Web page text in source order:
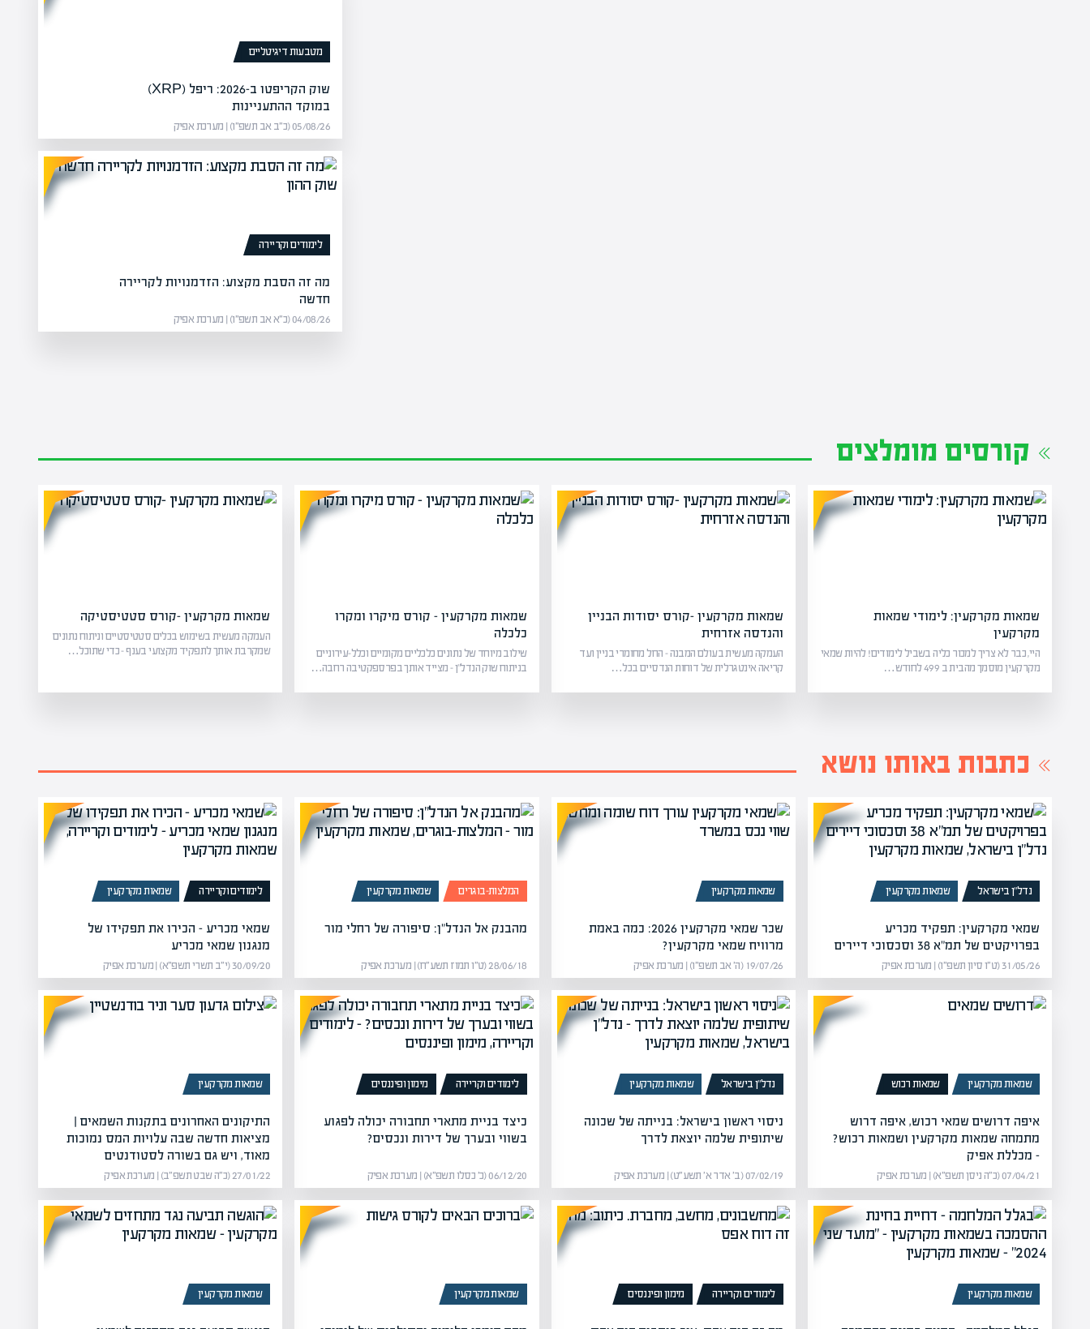
מטבעות דיגיטליים
שוק הקריפטו ב-2026: ריפל (XRP)
במוקד ההתעניינות
05/08/26 (כ״ב אב תשפ״ו) | מערכת אפיק
לימודים וקריירה
מה זה הסבת מקצוע: הזדמנויות לקריירה
חדשה
04/08/26 (כ״א אב תשפ״ו) | מערכת אפיק
קורסים מומלצים
שמאות מקרקעין: לימודי שמאות
מקרקעין
היי, כבר לא צריך למכור כליה בשביל לימודים! להיות שמאי
מקרקעין מוסמך מהבית ב 499 לחודש…
שמאות מקרקעין -קורס יסודות הבניין
והנדסה אזרחית
העמקה מעשית בעולם המבנה – החל מחומרי בניין ועד
קריאה אינטגרלית של דוחות הנדסיים בכל…
שמאות מקרקעין – קורס מיקרו ומקרו
כלכלה
שילוב מיוחד של נתונים כלכליים מקומיים וכלל-עירוניים
בניתוח שוק הנדל”ן – מצייד אותך בפרספקטיבה רחבה…
שמאות מקרקעין -קורס סטטיסטיקה
העמקה מעשית בשימוש בכלים סטטיסטיים וניתוח נתונים
שמקרבת אותך לתפקיד מקצועי בענף – כדי שתוכל…
כתבות באותו נושא
נדל”ן בישראל שמאות מקרקעין
שמאי מקרקעין: תפקיד מכריע
בפרויקטים של תמ"א 38 וסכסוכי דיירים
31/05/26 (ט״ו סיון תשפ״ו) | מערכת אפיק
שמאות מקרקעין
שכר שמאי מקרקעין 2026: כמה באמת
מרוויח שמאי מקרקעין?
19/07/26 (ה׳ אב תשפ״ו) | מערכת אפיק
המלצות-בוגרים שמאות מקרקעין
מהבנק אל הנדל"ן: סיפורה של רחלי מור
28/06/18 (ט״ו תמוז תשע״ח) | מערכת אפיק
לימודים וקריירה שמאות מקרקעין
שמאי מכריע – הכירו את תפקידו של
מנגנון שמאי מכריע
30/09/20 (י״ב תשרי תשפ״א) | מערכת אפיק
שמאות מקרקעין שמאות רכוש
איפה דרושים שמאי רכוש, איפה דרוש
מתמחה שמאות מקרקעין ושמאות רכוש?
– מכללת אפיק
07/04/21 (כ״ה ניסן תשפ״א) | מערכת אפיק
נדל”ן בישראל שמאות מקרקעין
ניסוי ראשון בישראל: בנייתה של שכונה
שיתופית שלמה יוצאת לדרך
07/02/19 (ב׳ אדר א׳ תשע״ט) | מערכת אפיק
לימודים וקריירה מימון ופיננסים
כיצד בניית מתארי תחבורה יכולה לפגוע
בשווי ובערך של דירות ונכסים?
06/12/20 (כ׳ כסלו תשפ״א) | מערכת אפיק
שמאות מקרקעין
התיקונים האחרונים בתקנות השמאים |
מציאות חדשה שבה עלויות המס נמוכות
מאוד, ויש גם בשורה לסטודנטים
27/01/22 (כ״ה שבט תשפ״ב) | מערכת אפיק
שמאות מקרקעין לימודים וקריירה מימון ופיננסים שמאות מקרקעין שמאות מקרקעין